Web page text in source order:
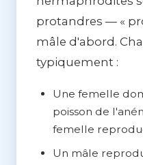
protandres — «
mâle d'abord.
typiquement :
Une femelle
poisson de
femelle
Un mâle